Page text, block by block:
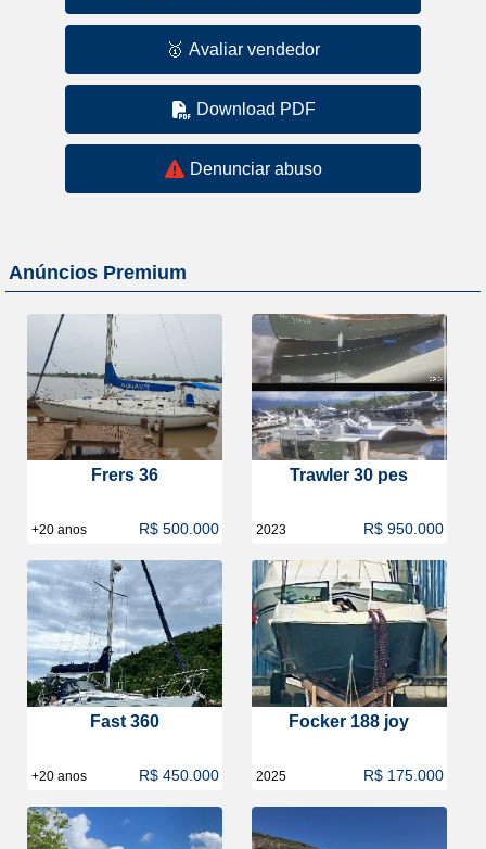
🥇 Avaliar vendedor
Download PDF
Denunciar abuso
Anúncios Premium
Frers 36
+20 anos R$ 500.000
Trawler 30 pes
2023 R$ 950.000
Fast 360
+20 anos R$ 450.000
Focker 188 joy
2025 R$ 175.000